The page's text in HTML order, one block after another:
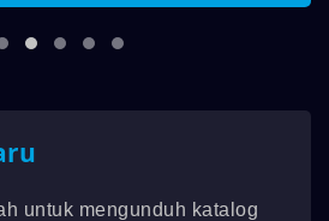
untuk mengunduh katalog